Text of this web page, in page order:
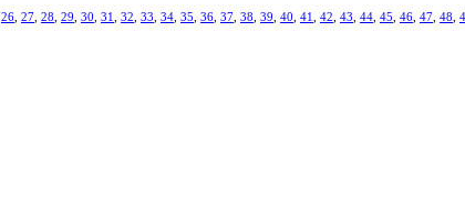
26 27 28 29 30 31 32 33 34 35 36 37 38 39 40 41 42 43 44 45 46 47 48